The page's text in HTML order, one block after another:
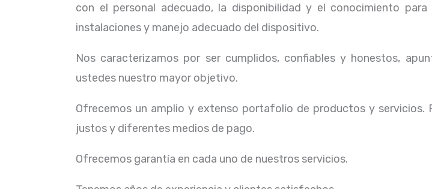
con el personal adecuado, la disponibilidad y el conocimiento
instalaciones y manejo adecuado del dispositivo.
Nos caracterizamos por ser cumplidos, confiables y honestos,
ustedes nuestro mayor objetivo.
Ofrecemos un amplio y extenso portafolio de productos y servicios.
justos y diferentes medios de pago.
Ofrecemos garantía en cada uno de nuestros servicios.